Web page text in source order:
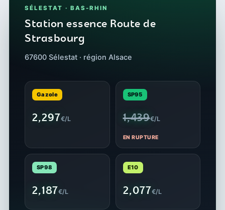
SÉLESTAT · BAS-RHIN
Station essence Route de
Strasbourg
67600 Sélestat · région Alsace
Gazole
2,297€/L
SP95
1,439€/L
EN RUPTURE
SP98
2,187€/L
E10
2,077€/L